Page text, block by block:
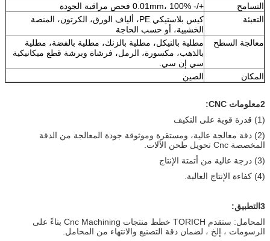
التسامح
+/- 0.01mm، 100% فحص مراقبة الجودة
التعبئة
كيس بلاستيكي PE، ألياف الورق، الكرتون، المنصة
الخشبية، أو حسب الحاجة
معالجة السطح
مطلية بالنيكل، مطلية بالزنك، مطلية بالفضة، مطلية
بالذهب، مكسورة، الرمل، فرشاة وبرشة قطع ميكانيكية
سي إن سي.
المكان
الصين
2معلومات CNC:
(1) قدرة قوية على التكيف
(2) دقة معالجة عالية، ومستقرة وموثوقة جودة المعالجة من الدقة
المخصصة Cnc تحويل طحن الآلات.
(3) درجة عالية من أتمتة الإنتاج
(4) كفاءة الإنتاج العالية.
3التطبيق:
المحامل: ستقدم TORICH خطط منتجات Cnc Machining بناءً على
الرسومات ، إلخ ، لضمان دقة التصنيع والانتهاء من المحامل.